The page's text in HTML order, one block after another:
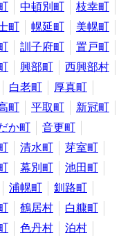
中頓別町
枝幸町
町 幌延町
美幌町
訓子府町
置戸町
興部町
西興部村
白老町
厚真町
町 平取町
新冠町
か町
音更町
清水町
芽室町
幕別町
池田町
浦幌町
釧路町
鶴居村
白糠町
色丹村
泊村